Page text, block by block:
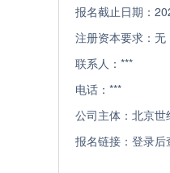
报名截止日期：
注册资本要求： 无
联系人： ***
电话： ***
公司主体： 北京世
报名链接： 登录后